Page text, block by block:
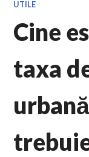
UTILE
Cine
taxa